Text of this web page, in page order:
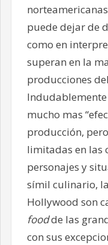
puede dejar de
como en
superan en la
producciones
mucho mas
producción,
limitadas en las
personajes y
símil culinario,
Hollywood son
foodde las
con sus